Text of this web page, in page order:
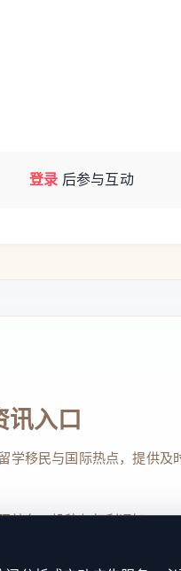
登录 后参与互动
入口
学移民与国际热点，提供及
站务、投稿与权利通知